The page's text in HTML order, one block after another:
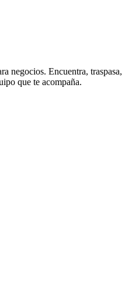
negocios. Encuentra, traspasa,
que te acompaña.